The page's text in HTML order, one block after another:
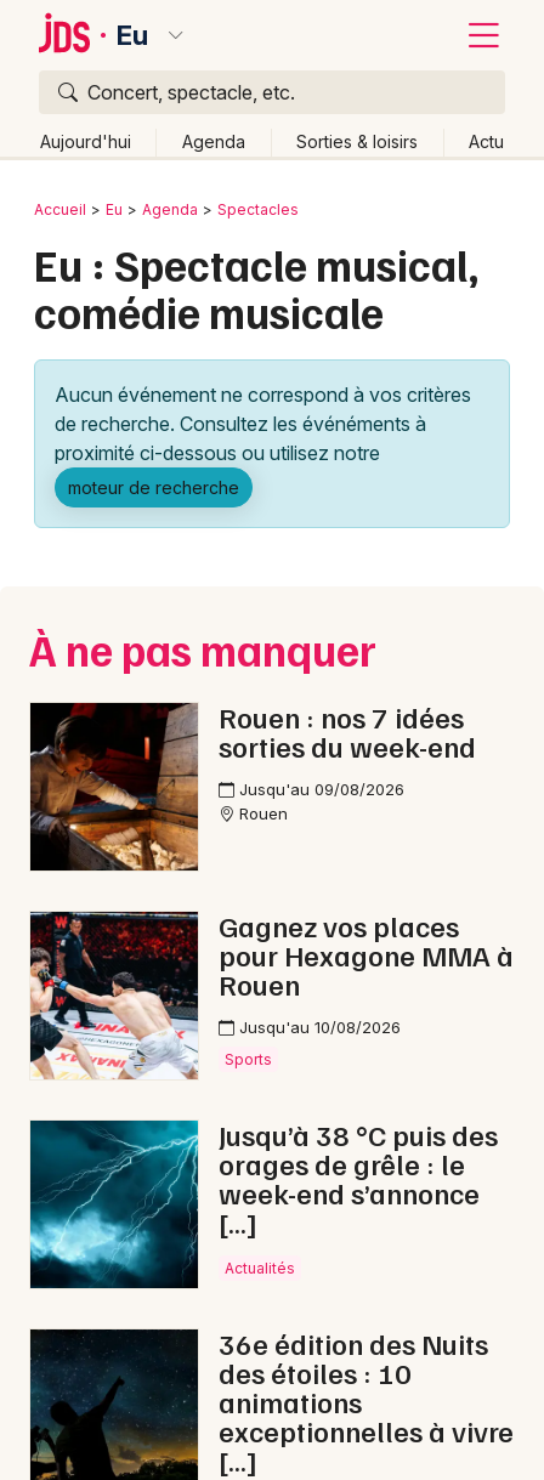
Eu
Concert, spectacle, etc.
Aujourd'hui Agenda Sorties & loisirs Actu
Publier un événement
Grands événements
Activité & Expérience
Manifestations
Foires & salons
Concerts
Sports
Soirées
Sorties famille
Sorties & loisirs
Spectacle musical dans la Seine-Maritime
Spectacle musical en Haute-Normandie
Spectacle musical en Normandie
Newsletter des sorties
Artistes en tournée
Actus à Eu
Magazine à Eu
Bordeaux
Colmar
Lille
Lyon
Marseille
Mulhouse
Nice
Paris
Strasbourg
Toulouse
Toutes les villes
Retour
Accueil Eu Agenda Spectacles
Eu : Spectacle musical,
comédie musicale
Aucun événement ne correspond à vos critères
de recherche. Consultez les événéments à
proximité ci-dessous ou utilisez notre
moteur de recherche
À ne pas manquer
Rouen : nos 7 idées
sorties du week-end
Jusqu'au 09/08/2026
Rouen
Gagnez vos places
pour Hexagone MMA à
Rouen
Jusqu'au 10/08/2026
Sports
Jusqu’à 38 °C puis des
orages de grêle : le
week-end s’annonce
[…]
Actualités
36e édition des Nuits
des étoiles : 10
animations
exceptionnelles à vivre
[…]
Quoi ?
Où ?
Haute-Normandie
Partout
Près de moi
Changer de lieu
Aujourd'hui
Demain Ce week-end Autre